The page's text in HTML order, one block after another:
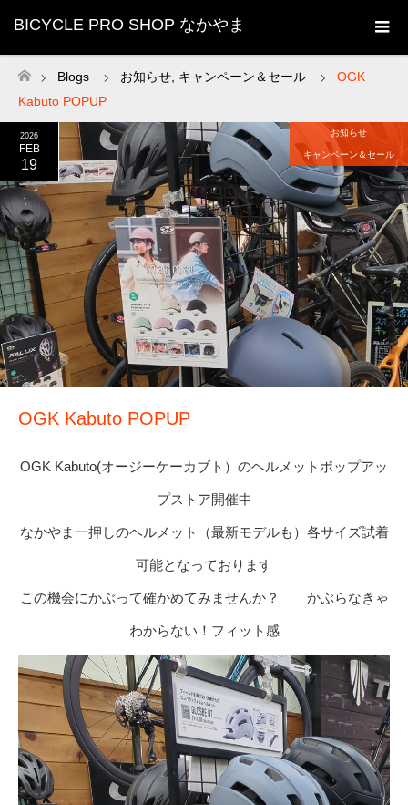
BICYCLE PRO SHOP なかやま
ホーム
Blogs お知らせ キャンペーン＆セール
OGK
Kabuto POPUP
2026
FEB
19
お知らせ
キャンペーン＆セール
OGK Kabuto POPUP
OGK Kabuto(オージーケーカブト）のヘルメットポップアッ
プストア開催中
なかやま一押しのヘルメット（最新モデルも）各サイズ試着
可能となっております
この機会にかぶって確かめてみませんか？ かぶらなきゃ
わからない！フィット感